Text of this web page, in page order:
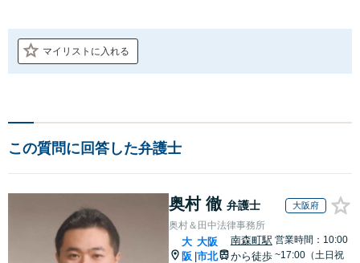
マイリストに入れる
この質問に回答した弁護士
奥村 徹 弁護士 大阪府
奥村＆田中法律事務所
大
阪
大阪
市北
南森町駅
から徒歩
営業時間：10:00
~17:00（土日祝